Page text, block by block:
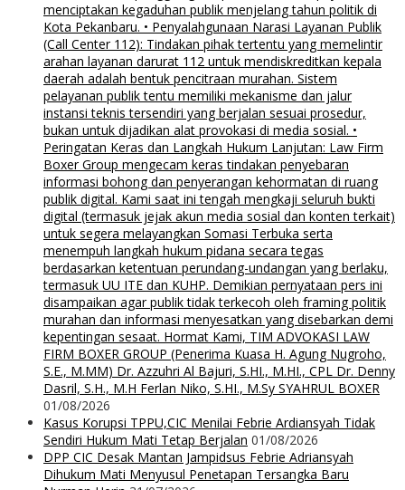
menciptakan kegaduhan publik menjelang tahun politik di
Kota Pekanbaru. • Penyalahgunaan Narasi Layanan Publik
(Call Center 112): Tindakan pihak tertentu yang memelintir
arahan layanan darurat 112 untuk mendiskreditkan kepala
daerah adalah bentuk pencitraan murahan. Sistem
pelayanan publik tentu memiliki mekanisme dan jalur
instansi teknis tersendiri yang berjalan sesuai prosedur,
bukan untuk dijadikan alat provokasi di media sosial. •
Peringatan Keras dan Langkah Hukum Lanjutan: Law Firm
Boxer Group mengecam keras tindakan penyebaran
informasi bohong dan penyerangan kehormatan di ruang
publik digital. Kami saat ini tengah mengkaji seluruh bukti
digital (termasuk jejak akun media sosial dan konten terkait)
untuk segera melayangkan Somasi Terbuka serta
menempuh langkah hukum pidana secara tegas
berdasarkan ketentuan perundang-undangan yang berlaku,
termasuk UU ITE dan KUHP. Demikian pernyataan pers ini
disampaikan agar publik tidak terkecoh oleh framing politik
murahan dan informasi menyesatkan yang disebarkan demi
kepentingan sesaat. Hormat Kami, TIM ADVOKASI LAW
FIRM BOXER GROUP (Penerima Kuasa H. Agung Nugroho,
S.E., M.MM) Dr. Azzuhri Al Bajuri, S.HI., M.HI., CPL Dr. Denny
Dasril, S.H., M.H Ferlan Niko, S.HI., M.Sy SYAHRUL BOXER
01/08/2026
Kasus Korupsi TPPU,CIC Menilai Febrie Ardiansyah Tidak
Sendiri Hukum Mati Tetap Berjalan 01/08/2026
DPP CIC Desak Mantan Jampidsus Febrie Adriansyah
Dihukum Mati Menyusul Penetapan Tersangka Baru